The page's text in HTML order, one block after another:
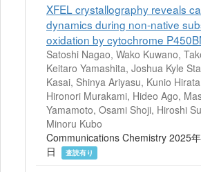
XFEL crystallography reveals
dynamics during non-native
oxidation by cytochrome
Satoshi Nagao, Wako Kuwano,
Keitaro Yamashita, Joshua Kyle
Kasai, Shinya Ariyasu, Kunio
Hironori Murakami, Hideo Ago,
Yamamoto, Osami Shoji, Hiroshi
Minoru Kubo
Communications Chemistry 2025
日
査読有り